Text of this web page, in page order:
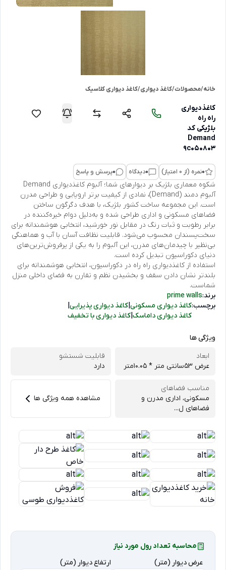
خانه/محصولات/کاغذ دیواری/کاغذ دیواری کلاسیک
کاغذدیواری
راه راه
بلژیکی کد
Demand
9c050803
0نمره (از 0 امتیاز) 0دیدگاه 0پرسش و پاسخ
شکوه معماری بلژیک بر دیوارهای شما؛ آلبوم کاغذدیواری Demand
آلبوم دمند (Demand)، نمادی از کیفیت برتر اروپایی و طراحی مدرن
است. این مجموعه ساخت کشور بلژیک، با هدف دگرگون ساختن
فضاهای مسکونی و اداری طراحی شده و به‌دلیل دوام خیره‌کننده در
برابر رطوبت و ثبات رنگ در مقابل نور خورشید، انتخابی هوشمندانه برای
سخت‌پسندان محسوب می‌شود. قابلیت نظافت آسان با آب و هماهنگی
بی‌نظیر با چیدمان‌های مدرن، این آلبوم را به یکی از پرفروش‌ترین‌های
دنیای دکوراسیون تبدیل کرده است.
استفاده از کاغذدیواری راه راه در دکوراسیون، انتخابی هوشمندانه برای
بلندتر نشان دادن سقف و بخشیدن نظم و تقارن به فضای داخلی منزل
شماست.
برند:prime walls
برچسب:کاغذ دیواری مسکونی کاغذ دیواری پذیرایی
کاغذ دیواری داماسک کاغذ دیواری با تخفیف
ویژگی ها
ابعاد
عرض 53سانتی متر * 10.05متر
قابلیت شستشو
دارد
مناسب فضاهای
مسکونی، اداری مدرن و
فضاهای ل...
مشاهده همه ویژگی ها
محاسبه تعداد رول مورد نیاز
عرض دیوار (متر)
ارتفاع دیوار (متر)